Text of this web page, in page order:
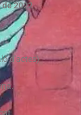
de 2022
d’actes)